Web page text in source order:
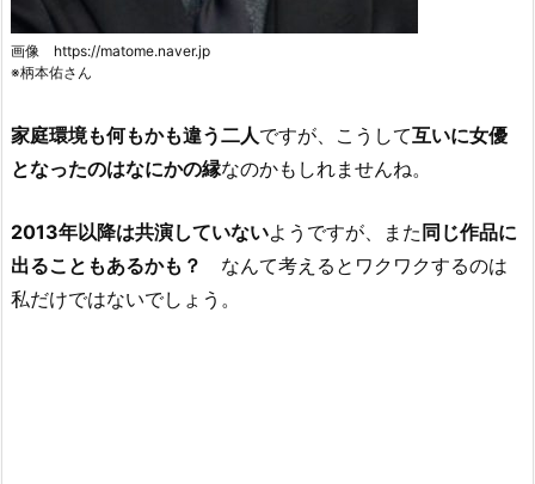
画像 https://matome.naver.jp
※柄本佑さん
家庭環境も何もかも違う二人ですが、こうして互いに女優
となったのはなにかの縁なのかもしれませんね。
2013年以降は共演していないようですが、また 同じ作品に
出ることもあるかも？
なんて考えるとワクワクするのは
私だけではないでしょう。